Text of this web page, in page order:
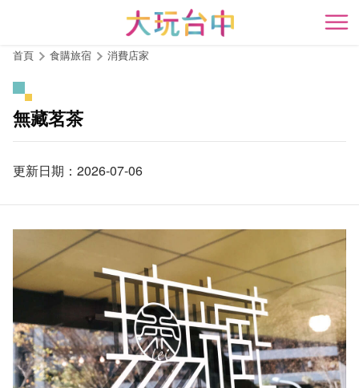
開
首頁 食購旅宿 消費店家
無藏茗茶
更新日期：2026-07-06